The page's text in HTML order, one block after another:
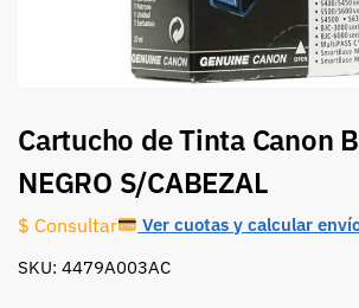
Cartucho de Tinta Canon
NEGRO S/CABEZAL
$ Consultar Ver cuotas y calcular
SKU: 4479A003AC